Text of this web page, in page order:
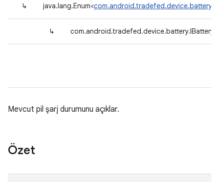
↳ java.lang.Enum<
↳
Mevcut pil şarj durumunu açıklar.
Özet